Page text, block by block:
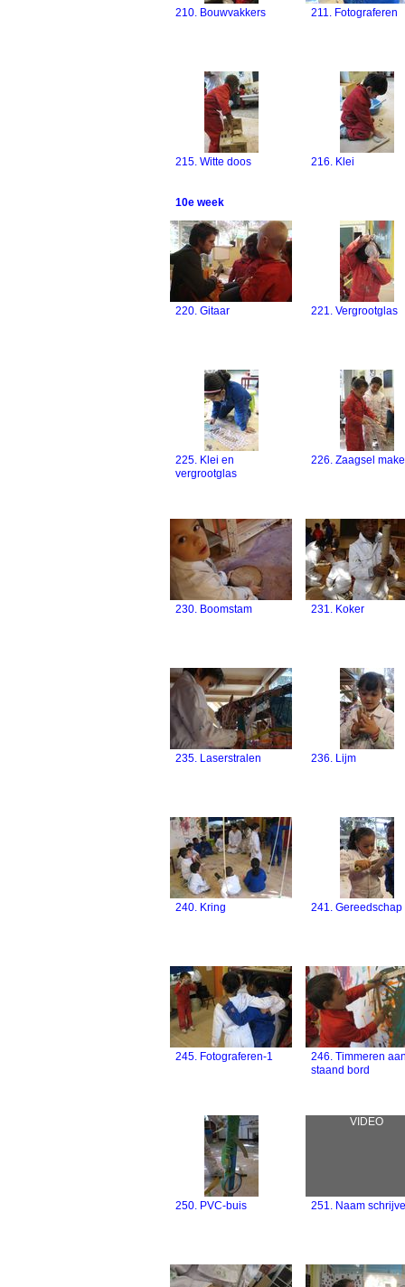
210. Bouwvakkers 211. Fotograferen
215. Witte doos 216. Klei
10e week
220. Gitaar 221. Vergrootglas
225. Klei en
vergrootglas
226. Zaagsel
230. Boomstam 231. Koker
235. Laserstralen 236. Lijm
240. Kring 241. Gereedschap
245. Fotograferen-1
246. Timmeren
staand bord
250. PVC-buis
VIDEO
251. Naam